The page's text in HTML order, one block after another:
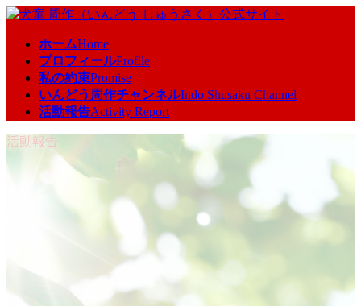
コ
キ
ッ
プ
ナ
に
移
動
ホームHome
プロフィールProfile
私の約束Promise
いんどう周作チャンネルIndo Shusaku Channel
活動報告Activity Report
活動報告